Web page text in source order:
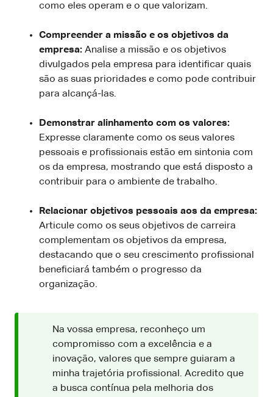
como eles operam e o que valorizam.
Compreender a missão e os objetivos da
empresa: Analise a missão e os objetivos
divulgados pela empresa para identificar quais
são as suas prioridades e como pode contribuir
para alcançá-las.
Demonstrar alinhamento com os valores:
Expresse claramente como os seus valores
pessoais e profissionais estão em sintonia com
os da empresa, mostrando que está disposto a
contribuir para o ambiente de trabalho.
Relacionar objetivos pessoais aos da empresa:
Articule como os seus objetivos de carreira
complementam os objetivos da empresa,
destacando que o seu crescimento profissional
beneficiará também o progresso da
organização.
Na vossa empresa, reconheço um
compromisso com a excelência e a
inovação, valores que sempre guiaram a
minha trajetória profissional. Acredito que
a busca contínua pela melhoria dos